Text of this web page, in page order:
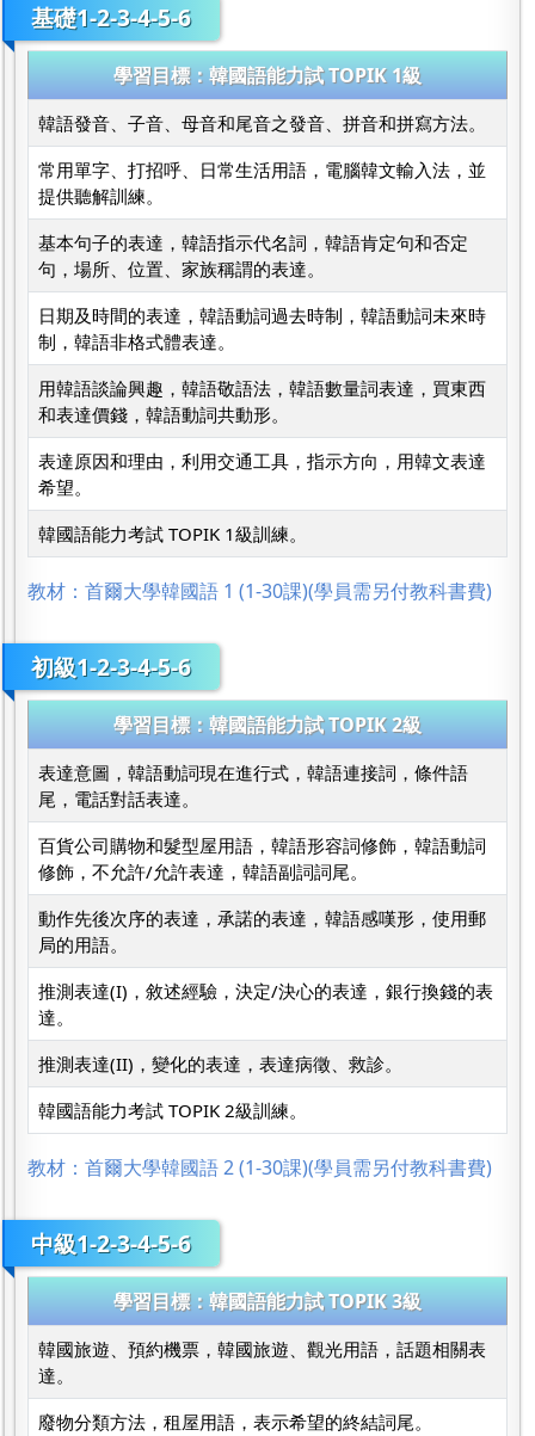
基礎1-2-3-4-5-6
學習目標：韓國語能力試 TOPIK 1級
韓語發音、子音、母音和尾音之發音、拼音和拼寫方法。
常用單字、打招呼、日常生活用語，電腦韓文輸入法，並
提供聽解訓練。
基本句子的表達，韓語指示代名詞，韓語肯定句和否定
句，場所、位置、家族稱謂的表達。
日期及時間的表達，韓語動詞過去時制，韓語動詞未來時
制，韓語非格式體表達。
用韓語談論興趣，韓語敬語法，韓語數量詞表達，買東西
和表達價錢，韓語動詞共動形。
表達原因和理由，利用交通工具，指示方向，用韓文表達
希望。
韓國語能力考試 TOPIK 1級訓練。
教材：首爾大學韓國語 1 (1-30課)(學員需另付教科書費)
初級1-2-3-4-5-6
學習目標：韓國語能力試 TOPIK 2級
表達意圖，韓語動詞現在進行式，韓語連接詞，條件語
尾，電話對話表達。
百貨公司購物和髮型屋用語，韓語形容詞修飾，韓語動詞
修飾，不允許/允許表達，韓語副詞詞尾。
動作先後次序的表達，承諾的表達，韓語感嘆形，使用郵
局的用語。
推測表達(I)，敘述經驗，決定/決心的表達，銀行換錢的表
達。
推測表達(II)，變化的表達，表達病徵、救診。
韓國語能力考試 TOPIK 2級訓練。
教材：首爾大學韓國語 2 (1-30課)(學員需另付教科書費)
中級1-2-3-4-5-6
學習目標：韓國語能力試 TOPIK 3級
韓國旅遊、預約機票，韓國旅遊、觀光用語，話題相關表
達。
廢物分類方法，租屋用語，表示希望的終結詞尾。